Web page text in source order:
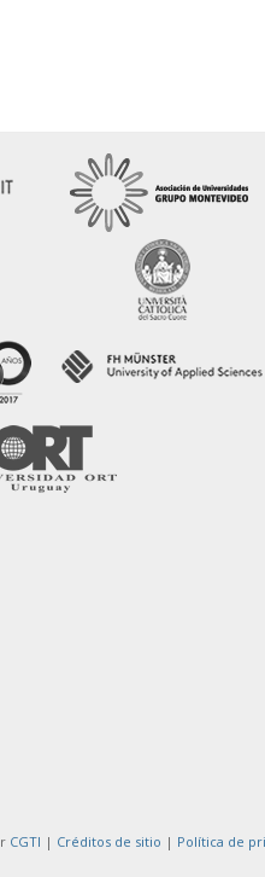
CGTI | Créditos de sitio | Política de